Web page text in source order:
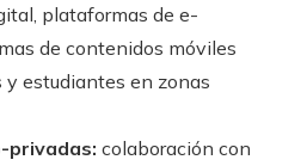
plataformas de e-
de contenidos móviles
y estudiantes en zonas
privadas: colaboración con